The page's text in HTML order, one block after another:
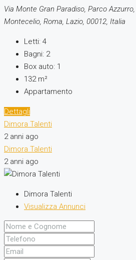
Via Monte Gran Paradiso, Parco
Montecelio, Roma, Lazio, 00012, Italia
Letti: 4
Bagni: 2
Box auto: 1
132 m²
Appartamento
Dettagli
Dimora Talenti
2 anni ago
Dimora Talenti
2 anni ago
Dimora Talenti
Visualizza Annunci